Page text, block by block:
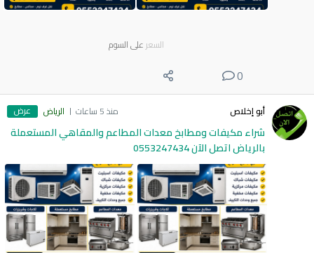
السعر على السوم
0
أبو إخلاص منذ 5 ساعات الرياض عرض
شراء مكيفات ومطابخ معدات المطاعم والمقاهي المستعملة
بالرياض اتصل الآن 0553247434